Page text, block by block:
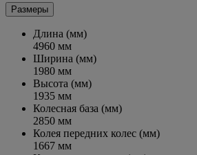
Размеры
Длина (мм)
4960 мм
Ширина (мм)
1980 мм
Высота (мм)
1935 мм
Колесная база (мм)
2850 мм
Колея передних колес (мм)
1667 мм